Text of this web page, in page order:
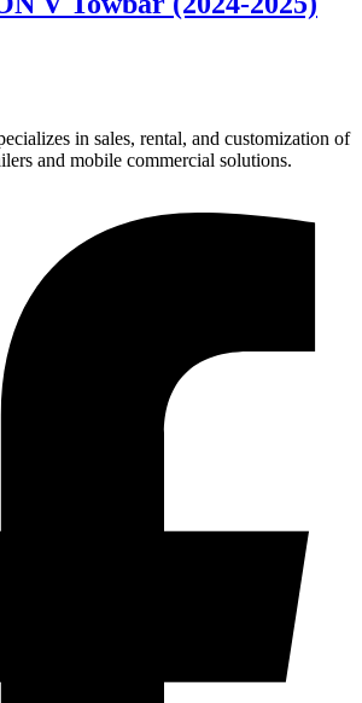
in sales, rental, and customization of
and mobile commercial solutions.